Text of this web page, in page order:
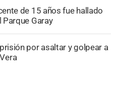
de 15 años fue hallado
Garay
por asaltar y golpear a